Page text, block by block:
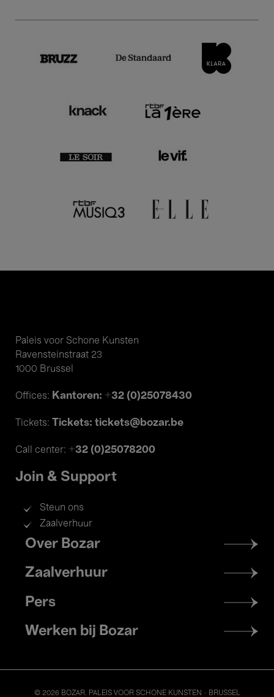
Paleis voor Schone Kunsten
Ravensteinstraat 23
1000 Brussel
Offices: Kantoren: +32 (0)25078430
Tickets: Tickets: tickets@bozar.be
Call center: +32 (0)25078200
Join & Support
Steun ons
Zaalverhuur
Footer
menu
Over Bozar
Zaalverhuur
Pers
Werken bij Bozar
© 2026 BOZAR. PALEIS VOOR SCHONE KUNSTEN - BRUSSEL